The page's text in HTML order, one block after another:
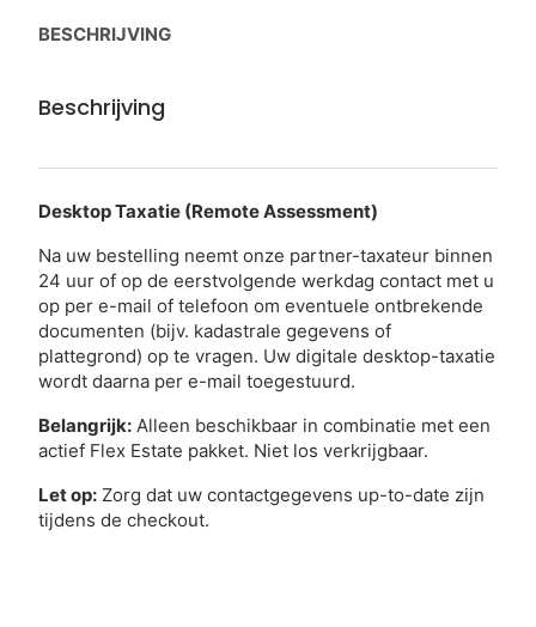
BESCHRIJVING
Beschrijving
Desktop Taxatie (Remote Assessment)
Na uw bestelling neemt onze partner-taxateur binnen
24 uur of op de eerstvolgende werkdag contact met u
op per e-mail of telefoon om eventuele ontbrekende
documenten (bijv. kadastrale gegevens of
plattegrond) op te vragen. Uw digitale desktop-taxatie
wordt daarna per e-mail toegestuurd.
Belangrijk: Alleen beschikbaar in combinatie met een
actief Flex Estate pakket. Niet los verkrijgbaar.
Let op: Zorg dat uw contactgegevens up-to-date zijn
tijdens de checkout.